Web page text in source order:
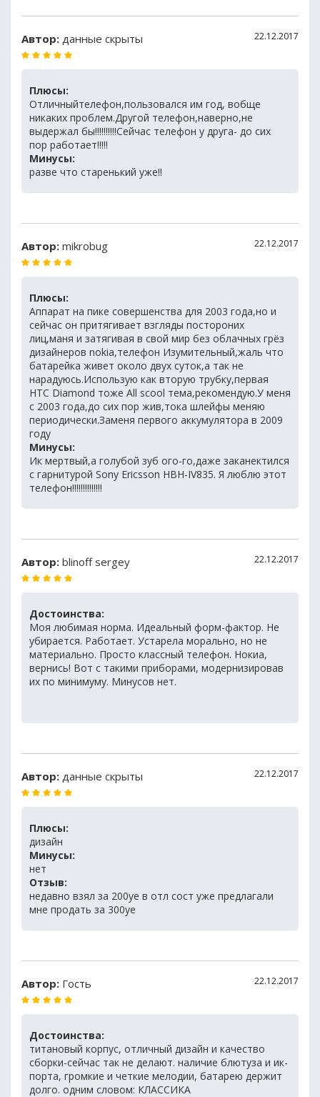
Автор: данные скрыты 22.12.2017
Плюсы:
Отличныйтелефон,пользовался им год, вобще
никаких проблем.Другой телефон,наверно,не
выдержал бы!!!!!!!!!!Сейчас телефон у друга- до сих
пор работает!!!!!
Минусы:
разве что старенький уже!!
Автор: mikrobug 22.12.2017
Плюсы:
Аппарат на пике совершенства для 2003 года,но и
сейчас он притягивает взгляды постороних
лиц,маня и затягивая в свой мир без облачных грёз
дизайнеров nokia,телефон Изумительный,жаль что
батарейка живет около двух суток,а так не
нарадуюсь.Использую как вторую трубку,первая
HTC Diamond тоже All scool тема,рекомендую.У меня
с 2003 года,до сих пор жив,тока шлейфы меняю
периодически.Заменя первого аккумулятора в 2009
году
Минусы:
Ик мертвый,а голубой зуб ого-го,даже заканектился
с гарнитурой Sony Ericsson HBH-IV835. Я люблю этот
телефон!!!!!!!!!!!!!!
Автор: blinoff sergey 22.12.2017
Достоинства:
Моя любимая норма. Идеальный форм-фактор. Не
убирается. Работает. Устарела морально, но не
материально. Просто классный телефон. Нокиа,
вернись! Вот с такими приборами, модернизировав
их по минимуму. Минусов нет.
Автор: данные скрыты 22.12.2017
Плюсы:
дизайн
Минусы:
нет
Отзыв:
недавно взял за 200уе в отл сост уже предлагали
мне продать за 300уе
Автор: Гость 22.12.2017
Достоинства:
титановый корпус, отличный дизайн и качество
сборки-сейчас так не делают. наличие блютуза и ик-
порта, громкие и четкие мелодии, батарею держит
долго. одним словом: КЛАССИКА